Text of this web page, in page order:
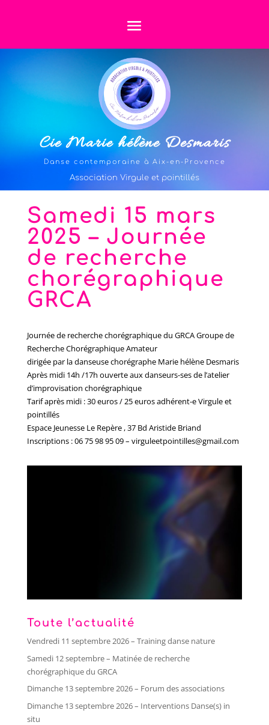
Cie Marie hélène Desmaris
Danse contemporaine à Aix-en-Provence
Association Virgule et pointillés
Samedi 15 mars
2025 – Journée
de recherche
chorégraphique
GRCA
Journée de recherche chorégraphique du GRCA Groupe de
Recherche Chorégraphique Amateur
dirigée par la danseuse chorégraphe Marie hélène Desmaris
Après midi 14h /17h ouverte aux danseurs-ses de l’atelier
d’improvisation chorégraphique
Tarif après midi : 30 euros / 25 euros adhérent-e Virgule et
pointillés
Espace Jeunesse Le Repère , 37 Bd Aristide Briand
Inscriptions : 06 75 98 95 09 – virguleetpointilles@gmail.com
Toute l’actualité
Vendredi 11 septembre 2026 – Training danse nature
Samedi 12 septembre – Matinée de recherche
chorégraphique du GRCA
Dimanche 13 septembre 2026 – Forum des associations
Dimanche 13 septembre 2026 – Interventions Danse(s) in
situ